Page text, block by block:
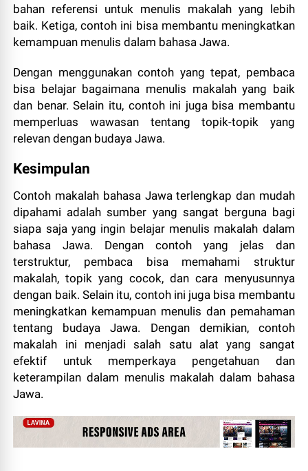
bahan referensi untuk menulis makalah yang lebih
baik. Ketiga, contoh ini bisa membantu meningkatkan
kemampuan menulis dalam bahasa Jawa.
Dengan menggunakan contoh yang tepat, pembaca
bisa belajar bagaimana menulis makalah yang baik
dan benar. Selain itu, contoh ini juga bisa membantu
memperluas wawasan tentang topik-topik yang
relevan dengan budaya Jawa.
Kesimpulan
Contoh makalah bahasa Jawa terlengkap dan mudah
dipahami adalah sumber yang sangat berguna bagi
siapa saja yang ingin belajar menulis makalah dalam
bahasa Jawa. Dengan contoh yang jelas dan
terstruktur, pembaca bisa memahami struktur
makalah, topik yang cocok, dan cara menyusunnya
dengan baik. Selain itu, contoh ini juga bisa membantu
meningkatkan kemampuan menulis dan pemahaman
tentang budaya Jawa. Dengan demikian, contoh
makalah ini menjadi salah satu alat yang sangat
efektif untuk memperkaya pengetahuan dan
keterampilan dalam menulis makalah dalam bahasa
Jawa.